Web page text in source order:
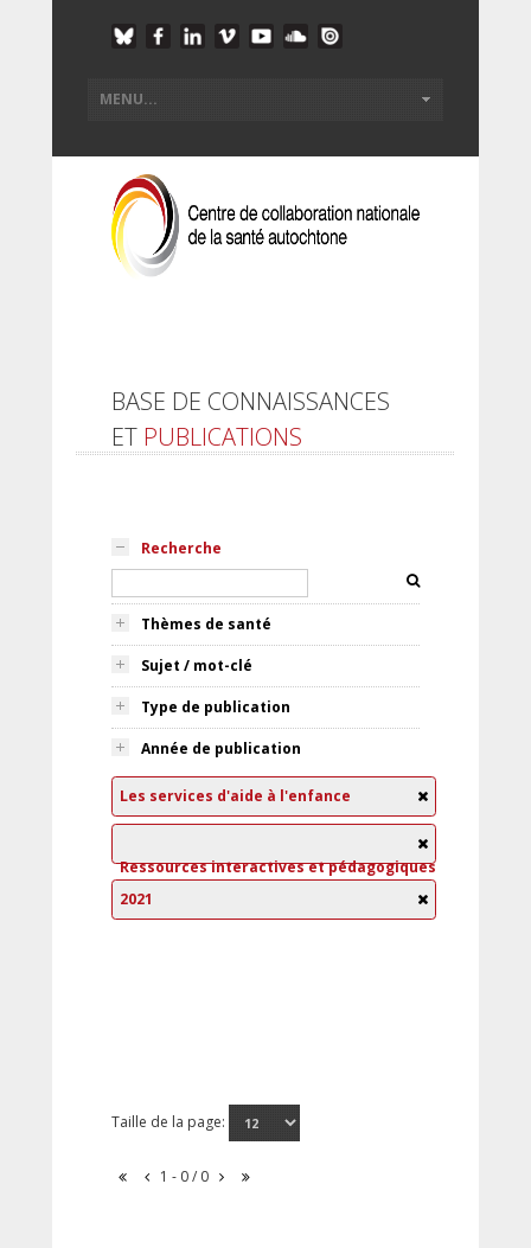
BASE DE CONNAISSANCES
ET PUBLICATIONS
Recherche
Thèmes de santé
Sujet / mot-clé
Type de publication
Année de publication
Les services d'aide à l'enfance
Ressources interactives et pédagogiques
2021
Taille de la page:
1 - 0 / 0